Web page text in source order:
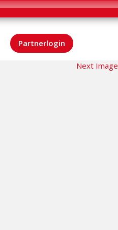
Partnerlogin
Next Image